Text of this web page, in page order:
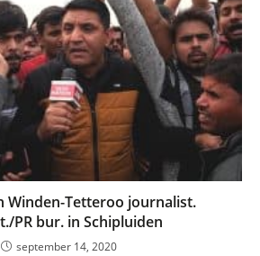
Winden-Tetteroo journalist.
PR bur. in Schipluiden
september 14, 2020